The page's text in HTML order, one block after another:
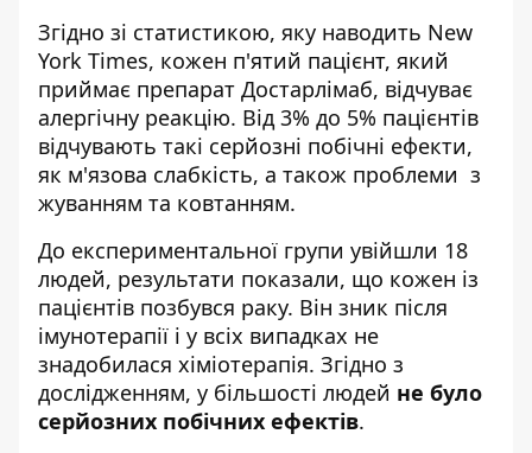
Згідно зі статистикою, яку наводить New
York Times, кожен п'ятий пацієнт, який
приймає препарат Достарлімаб, відчуває
алергічну реакцію. Від 3% до 5% пацієнтів
відчувають такі серйозні побічні ефекти,
як м'язова слабкість, а також проблеми з
жуванням та ковтанням.
До експериментальної групи увійшли 18
людей, результати показали, що кожен із
пацієнтів позбувся раку. Він зник після
імунотерапії і у всіх випадках не
знадобилася хіміотерапія. Згідно з
дослідженням, у більшості людей не було
серйозних побічних ефектів.